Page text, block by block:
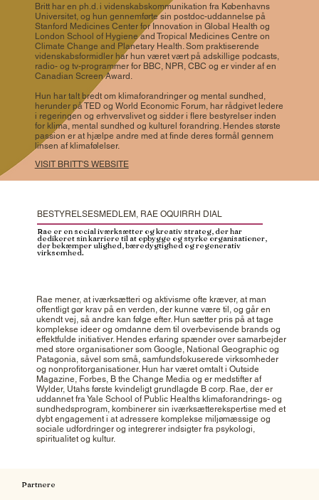
Britt har en ph.d. i videnskabskommunikation fra Københavns
Universitet, og hun gennemførte sin postdoc-uddannelse på
Stanford Medicines Center for Innovation in Global Health og
London School of Hygiene and Tropical Medicines Centre on
Climate Change and Planetary Health. Som praktiserende
videnskabsformidler har hun været vært på adskillige podcasts,
radio- og tv-programmer for BBC, NPR, CBC og er vinder af en
Canadian Screen Award.
Hun har talt bredt om klimaforandringer og mental sundhed,
herunder på TED og World Economic Forum, har rådgivet ledere
i regeringen og erhvervslivet og sidder i flere bestyrelser inden
for klima, mental sundhed og kulturel forandring. Hendes største
passion er at hjælpe andre med at finde deres formål gennem
linsen af klimafølelser.
VISIT BRITT'S WEBSITE
BESTYRELSESMEDLEM, RAE OQUIRRH DIAL
Rae er en social iværksætter og kreativ strateg, der har
dedikeret sin karriere til at opbygge og styrke organisationer,
der bekæmper ulighed, bæredygtighed og regenerativ
virksomhed.
Rae mener, at iværksætteri og aktivisme ofte kræver, at man
offentligt gør krav på en verden, der kunne være til, og går en
ukendt vej, så andre kan følge efter. Hun sætter pris på at tage
komplekse ideer og omdanne dem til overbevisende brands og
effektfulde initiativer. Hendes erfaring spænder over samarbejder
med store organisationer som Google, National Geographic og
Patagonia, såvel som små, samfundsfokuserede virksomheder
og nonprofitorganisationer. Hun har været omtalt i Outside
Magazine, Forbes, B the Change Media og er medstifter af
Wylder, Utahs første kvindeligt grundlagde B corp. Rae, der er
uddannet fra Yale School of Public Healths klimaforandrings- og
sundhedsprogram, kombinerer sin iværksætterekspertise med et
dybt engagement i at adressere komplekse miljømæssige og
sociale udfordringer og integrerer indsigter fra psykologi,
spiritualitet og kultur.
Partnere